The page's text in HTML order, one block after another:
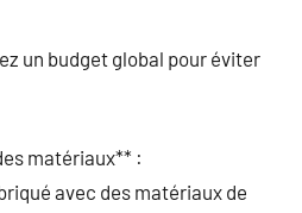
un budget global pour éviter
matériaux** :
avec des matériaux de